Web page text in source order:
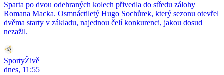
Sparta po dvou odehraných kolech přivedla do středu zálohy
Romana Macka. Osmnáctiletý Hugo Sochůrek, který sezonu otevřel
dvěma starty v základu, najednou čelí konkurenci, jakou dosud
nezažil.
SportyŽivě
dnes, 11:55